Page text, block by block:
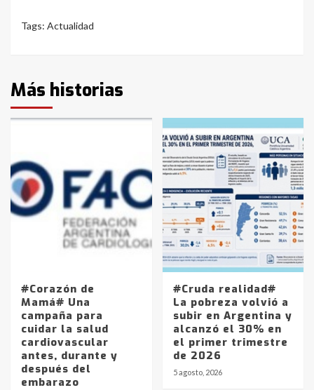
Tags: Actualidad
Más historias
#Corazón de
Mamá# Una
campaña para
cuidar la salud
cardiovascular
antes, durante y
después del
embarazo
#Cruda realidad#
La pobreza volvió a
subir en Argentina y
alcanzó el 30% en
el primer trimestre
de 2026
5 agosto, 2026